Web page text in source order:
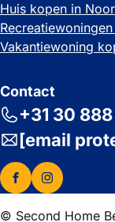
Huis kopen in
Vakantiewoning
Contact
+31 30
[email
© Second Home